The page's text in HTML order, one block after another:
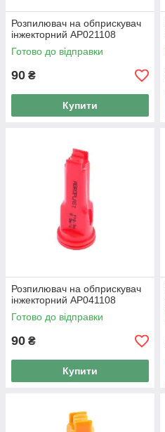
Розпилювач на обприскувач
інжекторний AP021108
Готово до відправки
90 ₴
Купити
Розпилювач на обприскувач
інжекторний AP041108
Готово до відправки
90 ₴
Купити